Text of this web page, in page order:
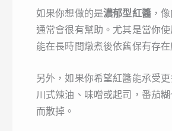
如果你想做的是濃郁型紅醬，
通常會很有幫助。尤其是當你
能在長時間燉煮後依舊保有存
另外，如果你希望紅醬能承受
川式辣油、味噌或起司，番茄
而散掉。